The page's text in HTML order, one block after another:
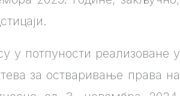
у потпуности реализоване у
за остваривање права на